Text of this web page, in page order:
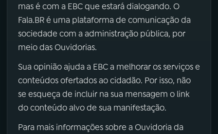
mas é com a EBC que estará dialogando. O
Fala.BR é uma plataforma de comunicação da
sociedade com a administração pública, por
meio das Ouvidorias.
Sua opinião ajuda a EBC a melhorar os serviços e
conteúdos ofertados ao cidadão. Por isso, não
se esqueça de incluir na sua mensagem o link
do conteúdo alvo de sua manifestação.
Para mais informações sobre a Ouvidoria da